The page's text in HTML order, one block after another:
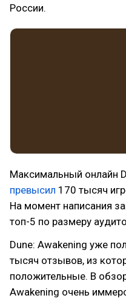
России.
Максимальный онлайн
превысил 170 тысяч
На момент написания
топ-5 по размеру
Dune: Awakening уже
тысяч отзывов, из
положительные. В
Awakening очень